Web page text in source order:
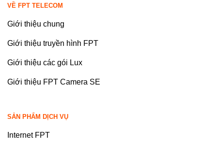
VỀ FPT TELECOM
Giới thiệu chung
Giới thiệu truyền hình FPT
Giới thiệu các gói Lux
Giới thiệu FPT Camera SE
SẢN PHẨM DỊCH VỤ
Internet FPT